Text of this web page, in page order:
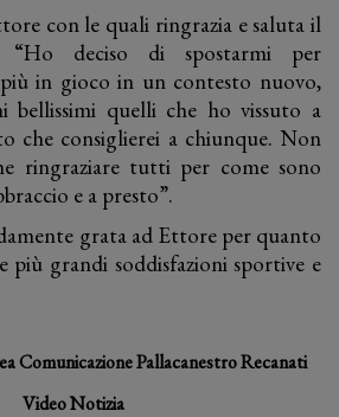
con le quali ringrazia e saluta il
“Ho deciso di spostarmi per
in gioco in un contesto nuovo,
bellissimi quelli che ho vissuto a
che consiglierei a chiunque. Non
ringraziare tutti per come sono
e a presto”.
grata ad Ettore per quanto
grandi soddisfazioni sportive e
Comunicazione Pallacanestro Recanati
Video Notizia